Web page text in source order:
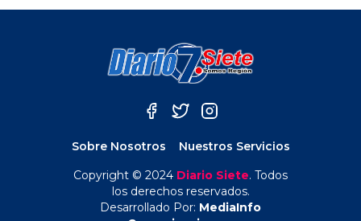
Sobre Nosotros
Nuestros Servicios
Copyright © 2024 Diario Siete. Todos
los derechos reservados.
Desarrollado Por: MediaInfo